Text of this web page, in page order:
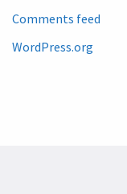
Comments feed
WordPress.org